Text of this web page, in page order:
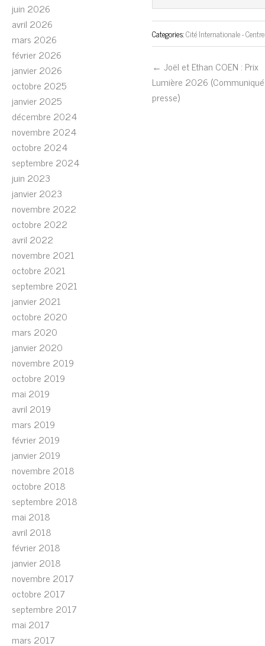
juin 2026
avril 2026
mars 2026
février 2026
janvier 2026
octobre 2025
janvier 2025
décembre 2024
novembre 2024
octobre 2024
septembre 2024
juin 2023
janvier 2023
novembre 2022
octobre 2022
avril 2022
novembre 2021
octobre 2021
septembre 2021
janvier 2021
octobre 2020
mars 2020
janvier 2020
novembre 2019
octobre 2019
mai 2019
avril 2019
mars 2019
février 2019
janvier 2019
novembre 2018
octobre 2018
septembre 2018
mai 2018
avril 2018
février 2018
janvier 2018
novembre 2017
octobre 2017
septembre 2017
mai 2017
mars 2017
Categories:Cité Internationale -
← Joël et Ethan COEN : Prix
Lumière 2026
presse)